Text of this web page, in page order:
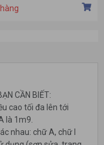
CẦN BIẾT:
cao tối đa lên tới
là 1m9.
nhau: chữ A, chữ I